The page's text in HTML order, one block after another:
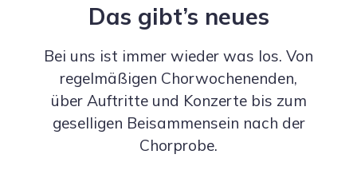
Das gibt’s neues
Bei uns ist immer wieder was los. Von
regelmäßigen Chorwochenenden,
über Auftritte und Konzerte bis zum
geselligen Beisammensein nach der
Chorprobe.